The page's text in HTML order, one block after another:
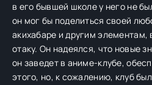
в его бывшей школе у него не
он мог бы поделиться своей
акихабаре и другим элементам,
отаку. Он надеялся, что новые
он заведет в аниме-клубе,
этого, но, к сожалению, клуб